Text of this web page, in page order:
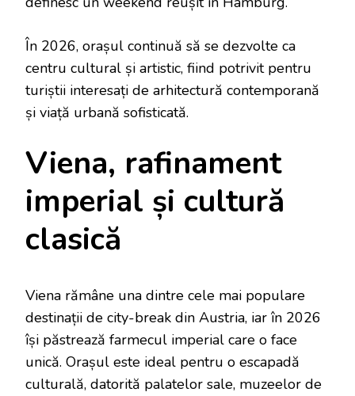
În 2026, orașul continuă să se dezvolte ca
centru cultural și artistic, fiind potrivit pentru
turiștii interesați de arhitectură contemporană
și viață urbană sofisticată.
Viena, rafinament
imperial și cultură
clasică
Viena rămâne una dintre cele mai populare
destinații de city-break din Austria, iar în 2026
își păstrează farmecul imperial care o face
unică. Orașul este ideal pentru o escapadă
culturală, datorită palatelor sale, muzeelor de